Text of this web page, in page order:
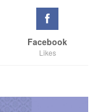
Facebook
Likes